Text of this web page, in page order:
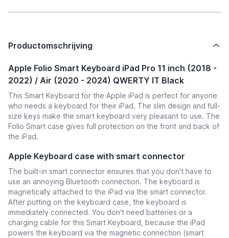
Productomschrijving
Apple Folio Smart Keyboard iPad Pro 11 inch (2018 -
2022) / Air (2020 - 2024) QWERTY IT Black
This Smart Keyboard for the Apple iPad is perfect for anyone
who needs a keyboard for their iPad. The slim design and full-
size keys make the smart keyboard very pleasant to use. The
Folio Smart case gives full protection on the front and back of
the iPad.
Apple Keyboard case with smart connector
The built-in smart connector ensures that you don't have to
use an annoying Bluetooth connection. The keyboard is
magnetically attached to the iPad via the smart connector.
After putting on the keyboard case, the keyboard is
immediately connected. You don't need batteries or a
charging cable for this Smart Keyboard, because the iPad
powers the keyboard via the magnetic connection (smart